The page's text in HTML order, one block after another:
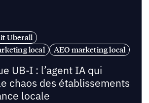
Uberall
local
AEO marketing local
UB-I : l’agent IA qui
chaos des établissements
locale